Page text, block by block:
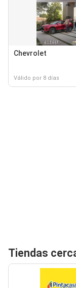
Chevrolet
Válido por 8 días
Tiendas